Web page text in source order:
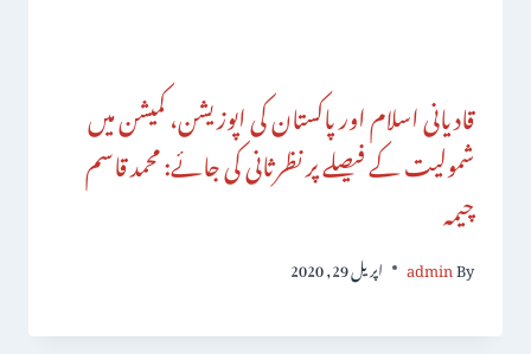
قادیانی اسلام اور پاکستان کی اپوزیشن، کمیشن میں
شمولیت کے فیصلے پر نظرثانی کی جائے: محمد قاسم
چیمہ
By
admin اپریل 29, 2020